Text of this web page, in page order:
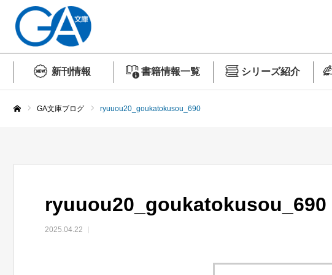
新刊情報 書籍情報一覧 シリーズ紹介
GA文庫ブログ ryuuou20_goukatokusou_690
ryuuou20_goukatokusou_690
2025.04.22